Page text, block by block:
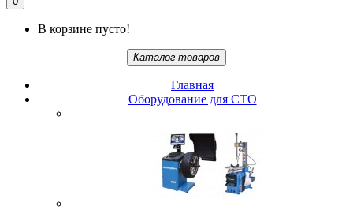
В корзине пусто!
Каталог товаров
Главная
Oбopудoвaниe для CTO